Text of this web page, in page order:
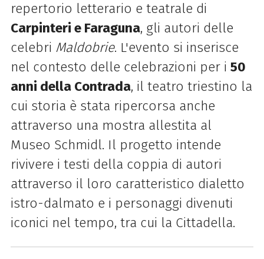
repertorio letterario e teatrale di
Carpinteri e Faraguna, gli autori delle
celebri Maldobrie. L'evento si inserisce
nel contesto delle celebrazioni per i 50
anni della Contrada, il teatro triestino la
cui storia è stata ripercorsa anche
attraverso una mostra allestita al
Museo Schmidl. Il progetto intende
rivivere i testi della coppia di autori
attraverso il loro caratteristico dialetto
istro-dalmato e i personaggi divenuti
iconici nel tempo, tra cui la Cittadella.